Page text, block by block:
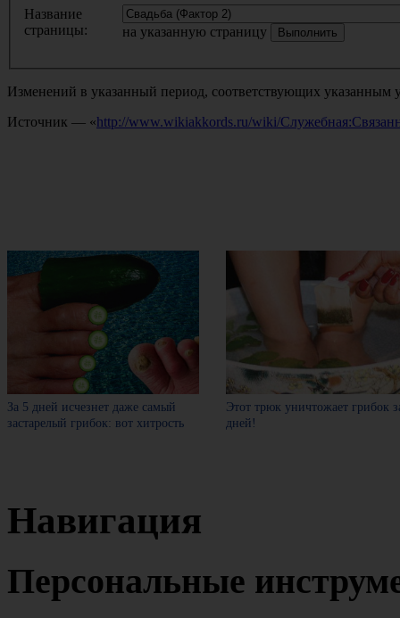
Название
страницы:
на указанную страницу
Изменений в указанный период, соответствующих указанным
Источник — «http://www.wikiakkords.ru/wiki/
За 5 дней исчезнет даже самый
застарелый грибок: вот хитрость
Этот трюк уничтожает грибок
дней!
Навигация
Персональные